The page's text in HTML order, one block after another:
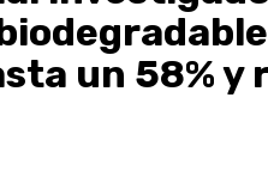
un 58% y